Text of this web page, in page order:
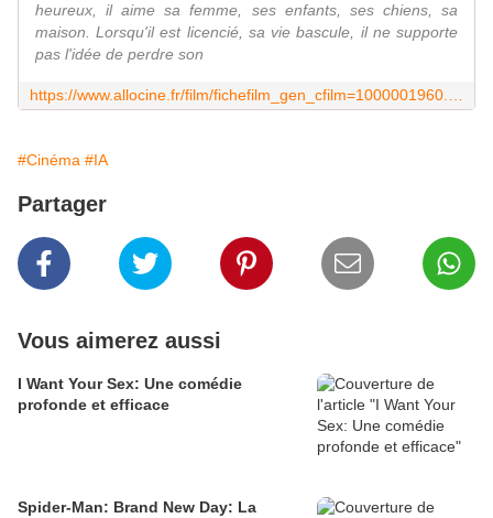
heureux, il aime sa femme, ses enfants, ses chiens, sa
maison. Lorsqu'il est licencié, sa vie bascule, il ne supporte
pas l'idée de perdre son
#Cinéma #IA
Partager
Vous aimerez aussi
I Want Your Sex: Une comédie
profonde et efficace
Spider-Man: Brand New Day: La